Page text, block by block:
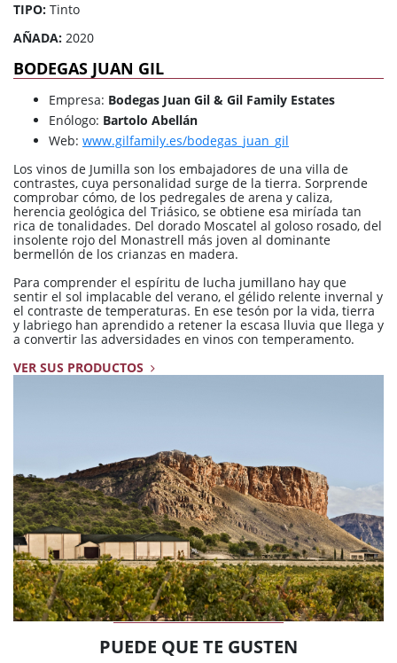
TIPO: Tinto
AÑADA: 2020
BODEGAS JUAN GIL
Empresa: Bodegas Juan Gil & Gil Family Estates
Enólogo: Bartolo Abellán
Web: www.gilfamily.es/bodegas_juan_gil
Los vinos de Jumilla son los embajadores de una villa de
contrastes, cuya personalidad surge de la tierra. Sorprende
comprobar cómo, de los pedregales de arena y caliza,
herencia geológica del Triásico, se obtiene esa miríada tan
rica de tonalidades. Del dorado Moscatel al goloso rosado, del
insolente rojo del Monastrell más joven al dominante
bermellón de los crianzas en madera.
Para comprender el espíritu de lucha jumillano hay que
sentir el sol implacable del verano, el gélido relente invernal y
el contraste de temperaturas. En ese tesón por la vida, tierra
y labriego han aprendido a retener la escasa lluvia que llega y
a convertir las adversidades en vinos con temperamento.
VER SUS PRODUCTOS
PUEDE QUE TE GUSTEN